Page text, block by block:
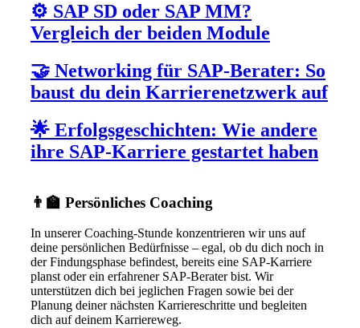
⚙️ SAP SD oder SAP MM?
Vergleich der beiden Module
🤝 Networking für SAP-Berater: So
baust du dein Karrierenetzwerk auf
🌟 Erfolgsgeschichten: Wie andere
ihre SAP-Karriere gestartet haben
👨‍🏫 Persönliches Coaching
In unserer Coaching-Stunde konzentrieren wir uns auf
deine persönlichen Bedürfnisse – egal, ob du dich noch in
der Findungsphase befindest, bereits eine SAP-Karriere
planst oder ein erfahrener SAP-Berater bist. Wir
unterstützen dich bei jeglichen Fragen sowie bei der
Planung deiner nächsten Karriereschritte und begleiten
dich auf deinem Karriereweg.